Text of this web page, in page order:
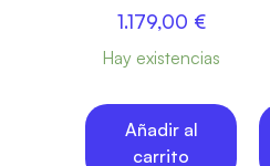
1.179,00 €
Hay existencias
Añadir al
carrito